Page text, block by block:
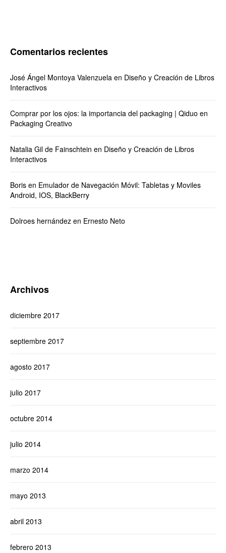
Comentarios recientes
José Ángel Montoya Valenzuela en Diseño y Creación de Libros
Interactivos
Comprar por los ojos: la importancia del packaging | Qiduo en
Packaging Creativo
Natalia Gil de Fainschtein en Diseño y Creación de Libros
Interactivos
Boris en Emulador de Navegación Móvil: Tabletas y Moviles
Android, IOS, BlackBerry
Dolroes hernández en Ernesto Neto
Archivos
diciembre 2017
septiembre 2017
agosto 2017
julio 2017
octubre 2014
julio 2014
marzo 2014
mayo 2013
abril 2013
febrero 2013